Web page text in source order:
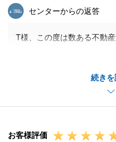
続き
東急リバブル
センターからの返答
T様、この度は数ある不動
質問事項につきましては私
多々ありました。ありがと
コメントをいただいており
その後も新居探しにつきま
お客様評価